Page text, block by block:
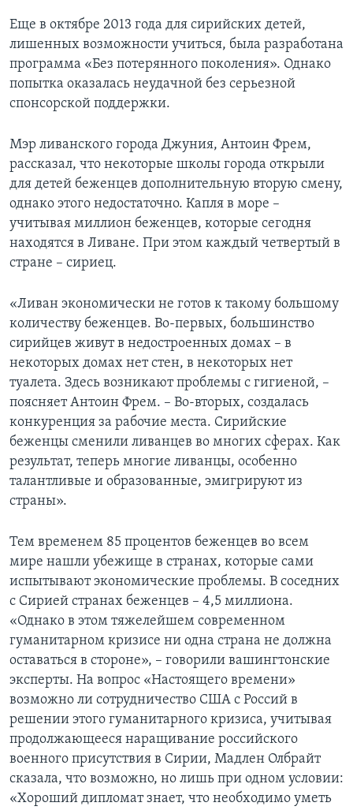
Еще в октябре 2013 года для сирийских детей,
лишенных возможности учиться, была разработана
программа «Без потерянного поколения». Однако
попытка оказалась неудачной без серьезной
спонсорской поддержки.
Мэр ливанского города Джуния, Антоин Фрем,
рассказал, что некоторые школы города открыли
для детей беженцев дополнительную вторую смену,
однако этого недостаточно. Капля в море –
учитывая миллион беженцев, которые сегодня
находятся в Ливане. При этом каждый четвертый в
стране – сириец.
«Ливан экономически не готов к такому большому
количеству беженцев. Во-первых, большинство
сирийцев живут в недостроенных домах – в
некоторых домах нет стен, в некоторых нет
туалета. Здесь возникают проблемы с гигиеной, –
поясняет Антоин Фрем. – Во-вторых, создалась
конкуренция за рабочие места. Сирийские
беженцы сменили ливанцев во многих сферах. Как
результат, теперь многие ливанцы, особенно
талантливые и образованные, эмигрируют из
страны».
Тем временем 85 процентов беженцев во всем
мире нашли убежище в странах, которые сами
испытывают экономические проблемы. В соседних
с Сирией странах беженцев – 4,5 миллиона.
«Однако в этом тяжелейшем современном
гуманитарном кризисе ни одна страна не должна
оставаться в стороне», – говорили вашингтонские
эксперты. На вопрос «Настоящего времени»
возможно ли сотрудничество США с Россий в
решении этого гуманитарного кризиса, учитывая
продолжающееся наращивание российского
военного присутствия в Сирии, Мадлен Олбрайт
сказала, что возможно, но лишь при одном условии:
«Хороший дипломат знает, что необходимо уметь